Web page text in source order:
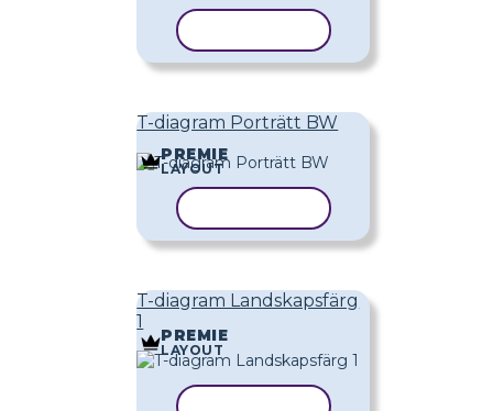
T-diagram Porträtt BW
PREMIE
LAYOUT
T-diagram Landskapsfärg
1
PREMIE
LAYOUT